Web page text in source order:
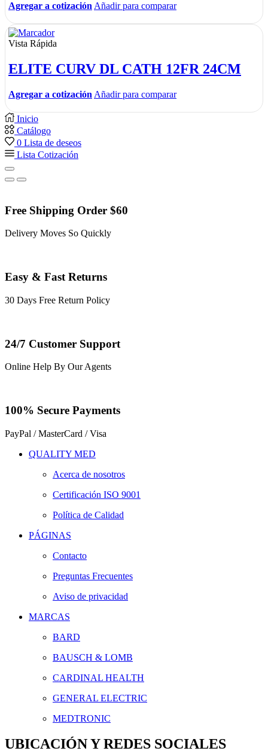
Agregar a cotización Añadir para comparar
Vista Rápida
ELITE CURV DL CATH 12FR 24CM
Agregar a cotización Añadir para comparar
Inicio
Catálogo
0 Lista de deseos
Lista Cotización
Free Shipping Order $60
Delivery Moves So Quickly
Easy & Fast Returns
30 Days Free Return Policy
24/7 Customer Support
Online Help By Our Agents
100% Secure Payments
PayPal / MasterCard / Visa
QUALITY MED
Acerca de nosotros
Certificación ISO 9001
Política de Calidad
PÁGINAS
Contacto
Preguntas Frecuentes
Aviso de privacidad
MARCAS
BARD
BAUSCH & LOMB
CARDINAL HEALTH
GENERAL ELECTRIC
MEDTRONIC
UBICACIÓN Y REDES SOCIALES